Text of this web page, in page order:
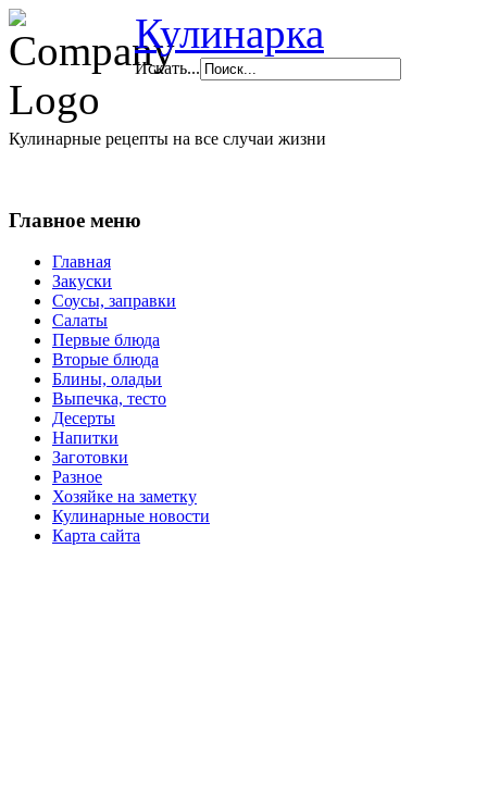
Кулинарка
Искать...
Кулинарные рецепты на все случаи жизни
Главное меню
Главная
Закуски
Соусы, заправки
Салаты
Первые блюда
Вторые блюда
Блины, оладьи
Выпечка, тесто
Десерты
Напитки
Заготовки
Разное
Хозяйке на заметку
Кулинарные новости
Карта сайта